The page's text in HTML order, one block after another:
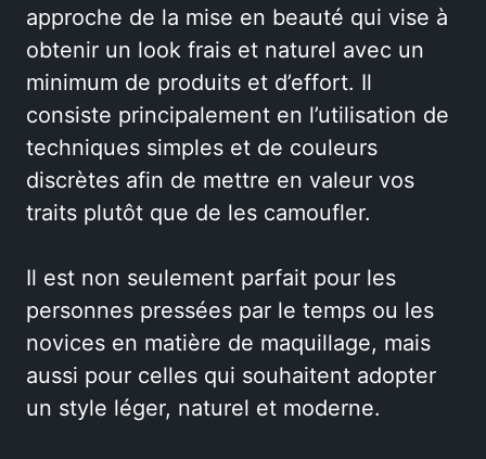
approche de la mise en beauté qui vise à
obtenir un look frais et naturel avec un
minimum de produits et d’effort. Il
consiste principalement en l’utilisation de
techniques simples et de couleurs
discrètes afin de mettre en valeur vos
traits plutôt que de les camoufler.
Il est non seulement parfait pour les
personnes pressées par le temps ou les
novices en matière de maquillage, mais
aussi pour celles qui souhaitent adopter
un style léger, naturel et moderne.